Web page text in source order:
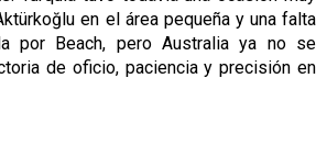
en el área pequeña y una falta
por Beach, pero Australia ya no se
de oficio, paciencia y precisión en